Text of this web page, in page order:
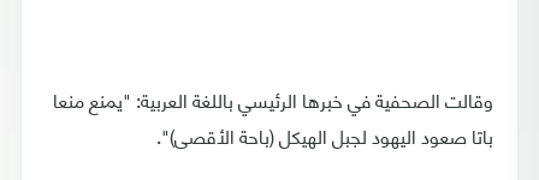
وقالت الصحفية في خبرها الرئيسي باللغة العربية: "يمنع منعا
باتا صعود اليهود لجبل الهيكل (باحة الأقصى)".